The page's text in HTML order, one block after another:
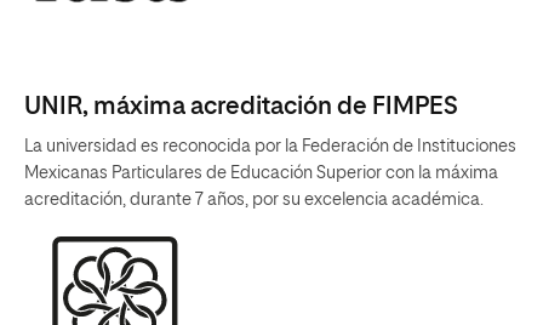
UNIR, máxima acreditación de FIMPES
La universidad es reconocida por la Federación de Instituciones
Mexicanas Particulares de Educación Superior con la máxima
acreditación, durante 7 años, por su excelencia académica.